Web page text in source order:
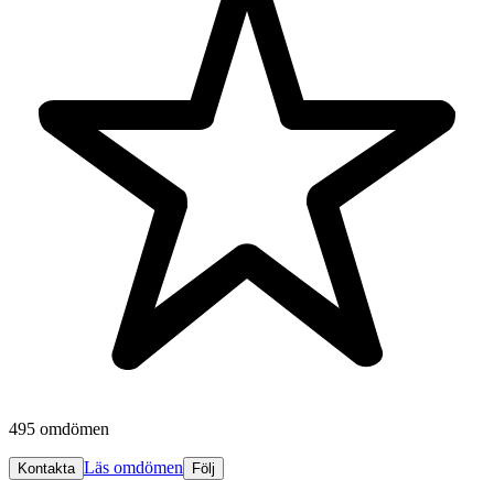
495 omdömen
Kontakta Läs omdömen Följ